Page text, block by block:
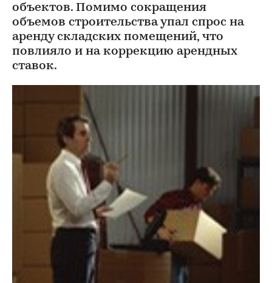
объектов. Помимо сокращения
объемов строительства упал спрос на
аренду складских помещений, что
повлияло и на коррекцию арендных
ставок.